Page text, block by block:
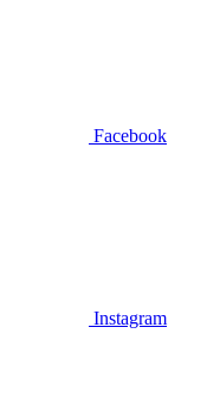
Facebook
Instagram